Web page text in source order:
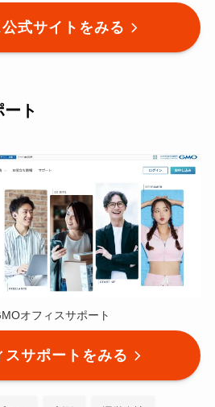
式サイトをみる
ト
オフィスサポート
スサポートをみる